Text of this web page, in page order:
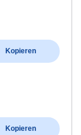
Kopieren
Kopieren